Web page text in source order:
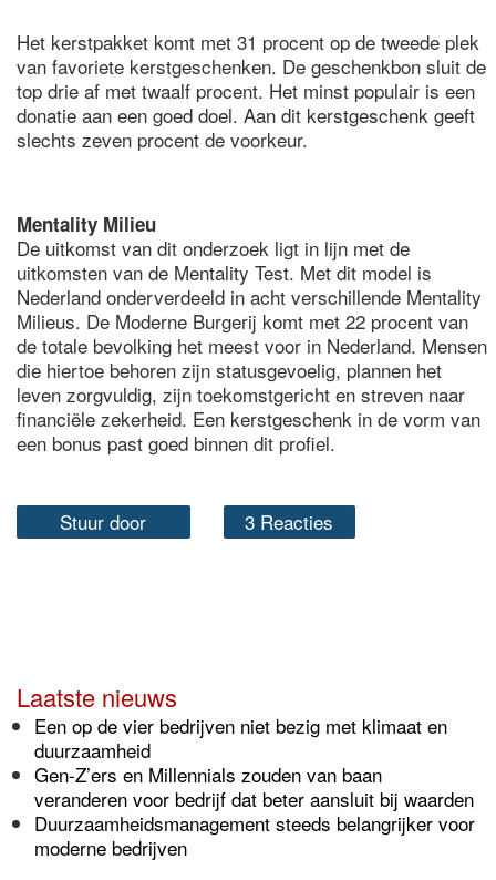
Het kerstpakket komt met 31 procent op de tweede plek
van favoriete kerstgeschenken. De geschenkbon sluit de
top drie af met twaalf procent. Het minst populair is een
donatie aan een goed doel. Aan dit kerstgeschenk geeft
slechts zeven procent de voorkeur.
Mentality Milieu
De uitkomst van dit onderzoek ligt in lijn met de
uitkomsten van de Mentality Test. Met dit model is
Nederland onderverdeeld in acht verschillende Mentality
Milieus. De Moderne Burgerij komt met 22 procent van
de totale bevolking het meest voor in Nederland. Mensen
die hiertoe behoren zijn statusgevoelig, plannen het
leven zorgvuldig, zijn toekomstgericht en streven naar
financiële zekerheid. Een kerstgeschenk in de vorm van
een bonus past goed binnen dit profiel.
Stuur door 3 Reacties
Laatste nieuws
Een op de vier bedrijven niet bezig met klimaat en
duurzaamheid
Gen-Z’ers en Millennials zouden van baan
veranderen voor bedrijf dat beter aansluit bij waarden
Duurzaamheidsmanagement steeds belangrijker voor
moderne bedrijven